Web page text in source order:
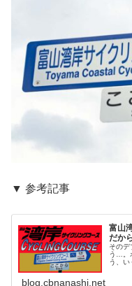
▼ 参考記事
富山
だか
そのデ
う…。
う、
blog.cbnanashi.net